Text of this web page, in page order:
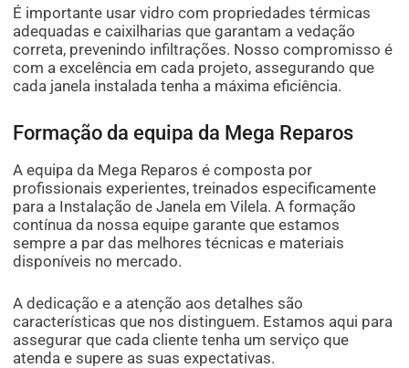
É importante usar vidro com propriedades térmicas
adequadas e caixilharias que garantam a vedação
correta, prevenindo infiltrações. Nosso compromisso é
com a excelência em cada projeto, assegurando que
cada janela instalada tenha a máxima eficiência.
Formação da equipa da Mega Reparos
A equipa da Mega Reparos é composta por
profissionais experientes, treinados especificamente
para a Instalação de Janela em Vilela. A formação
contínua da nossa equipe garante que estamos
sempre a par das melhores técnicas e materiais
disponíveis no mercado.
A dedicação e a atenção aos detalhes são
características que nos distinguem. Estamos aqui para
assegurar que cada cliente tenha um serviço que
atenda e supere as suas expectativas.